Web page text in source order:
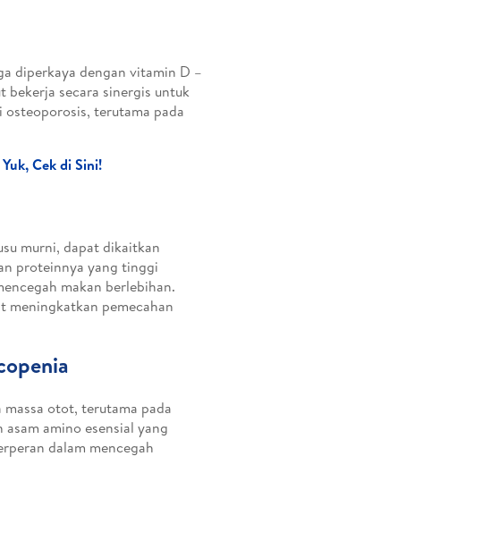
diperkaya dengan vitamin D –
bekerja secara sinergis untuk
terutama pada
Cek di Sini!
murni, dapat dikaitkan
proteinnya yang tinggi
makan berlebihan.
meningkatkan pemecahan
otot, terutama pada
amino esensial yang
dalam mencegah